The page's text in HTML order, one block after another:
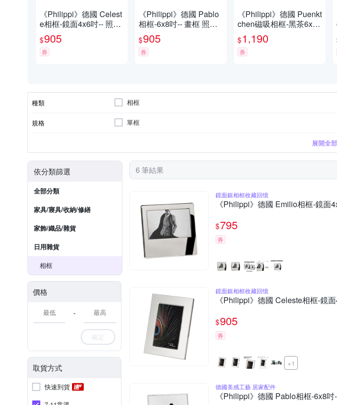
《Philippi》德國 Celest
e相框-鏡面4x6吋-- 照片
框
$905
券
《Philippi》德國 Pablo
相框-6x8吋-- 畫框 照片
框
$905
券
《Philippi》德國 Puenkt
chen磁吸相框-黑茶6x8
吋-- 照片框
$1,190
券
種類 相框
規格 單框
展開全部
依分類篩選
全部分類
家具/寢具/收納/修繕
家飾/織品/雜貨
日用雜貨
相框
價格
-
確定
取貨方式
快速到貨
6 筆結果
鏡面銀相框收藏回憶
《Philippi》德國 Emilio相框-鏡面
$795
券
鏡面銀相框收藏回憶
《Philippi》德國 Celeste相框-鏡
$905
券
+1
德國美感工藝 居家配件
《Philippi》德國 Pablo相框-6x8